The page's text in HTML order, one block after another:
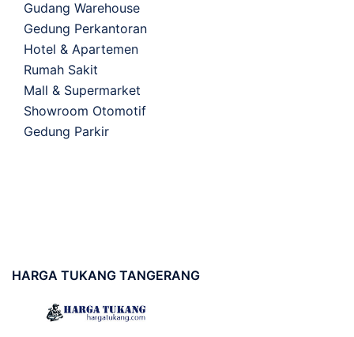
Gudang Warehouse
Gedung Perkantoran
Hotel & Apartemen
Rumah Sakit
Mall & Supermarket
Showroom Otomotif
Gedung Parkir
HARGA TUKANG TANGERANG